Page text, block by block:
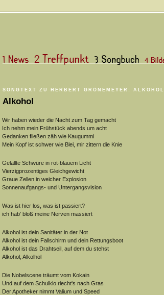
SONGTEXT ZU HERBERT GRÖNEMEYER: ALKOHOL
Alkohol
Wir haben wieder die Nacht zum Tag gemacht
Ich nehm mein Frühstück abends um acht
Gedanken fließen zäh wie Kaugummi
Mein Kopf ist schwer wie Blei, mir zittern die Knie
Gelallte Schwüre in rot-blauem Licht
Vierzigprozentiges Gleichgewicht
Graue Zellen in weicher Explosion
Sonnenaufgangs- und Untergangsvision
Was ist hier los, was ist passiert?
ich hab' bloß meine Nerven massiert
Alkohol ist dein Sanitäter in der Not
Alkohol ist dein Fallschirm und dein Rettungsboot
Alkohol ist das Drahtseil, auf dem du stehst
Alkohol, Alkolhol
Die Nobelscene träumt vom Kokain
Und auf dem Schulklo riecht's nach Gras
Der Apotheker nimmt Valium und Speed